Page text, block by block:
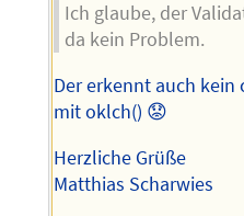
Ich glaube, der
da kein Problem.
Der erkennt auch kein
mit oklch() 😟
Herzliche Grüße
Matthias Scharwies